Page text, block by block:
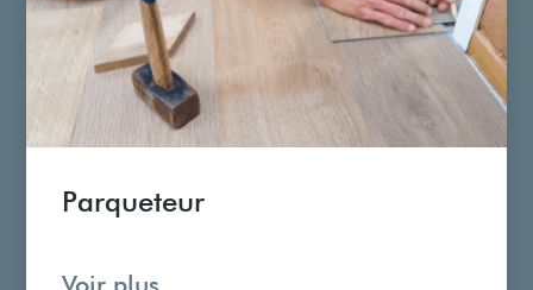
Parqueteur